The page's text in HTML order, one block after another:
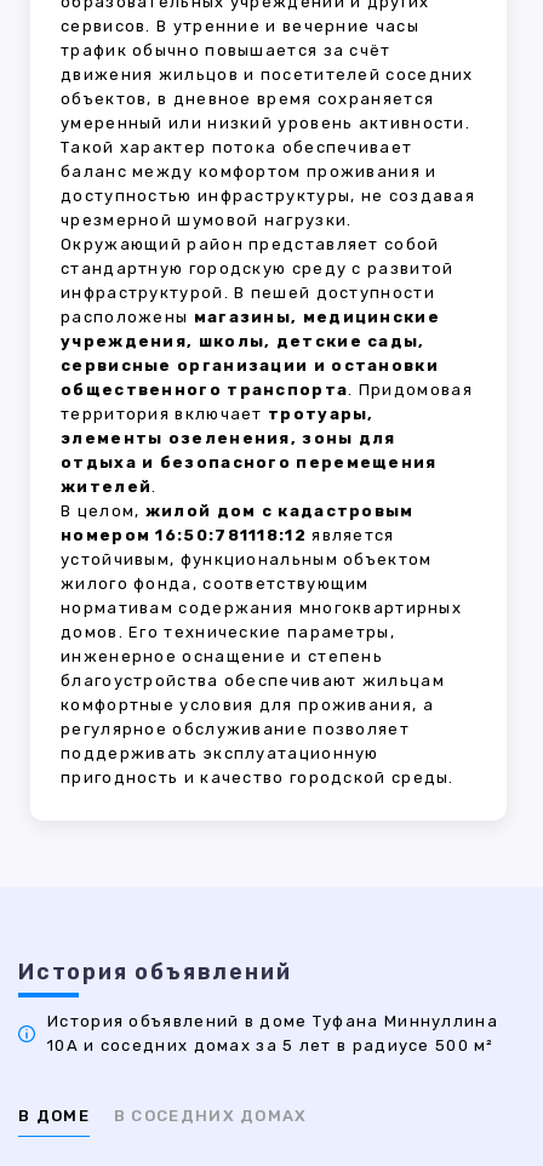
сервисов. В утренние и вечерние часы
трафик обычно повышается за счёт
движения жильцов и посетителей соседних
объектов, в дневное время сохраняется
умеренный или низкий уровень активности.
Такой характер потока обеспечивает
баланс между комфортом проживания и
доступностью инфраструктуры, не создавая
чрезмерной шумовой нагрузки.
Окружающий район представляет собой
стандартную городскую среду с развитой
инфраструктурой. В пешей доступности
расположены магазины, медицинские
учреждения, школы, детские сады,
сервисные организации и остановки
общественного транспорта. Придомовая
территория включает тротуары,
элементы озеленения, зоны для
отдыха и безопасного перемещения
жителей.
В целом, жилой дом с кадастровым
номером 16:50:781118:12 является
устойчивым, функциональным объектом
жилого фонда, соответствующим
нормативам содержания многоквартирных
домов. Его технические параметры,
инженерное оснащение и степень
благоустройства обеспечивают жильцам
комфортные условия для проживания, а
регулярное обслуживание позволяет
поддерживать эксплуатационную
пригодность и качество городской среды.
История объявлений
История объявлений в доме Туфана Миннуллина
10А и соседних домах за 5 лет в радиусе 500 м²
В ДОМЕ В СОСЕДНИХ ДОМАХ